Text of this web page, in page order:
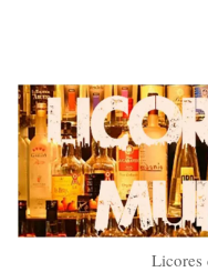
Licores